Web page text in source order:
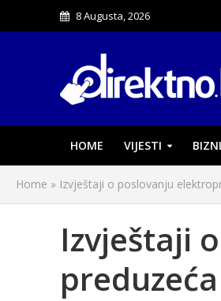
8 Augusta, 2026
HOME VIJESTI
Home » Izvještaji o poslovanju
Izvještaji